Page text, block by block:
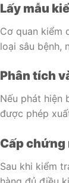
Lấy mẫu
Cơ quan kiểm
loại sâu bệnh,
Phân tích
Nếu phát hiện
được phép
Cấp chứng
Sau khi kiểm